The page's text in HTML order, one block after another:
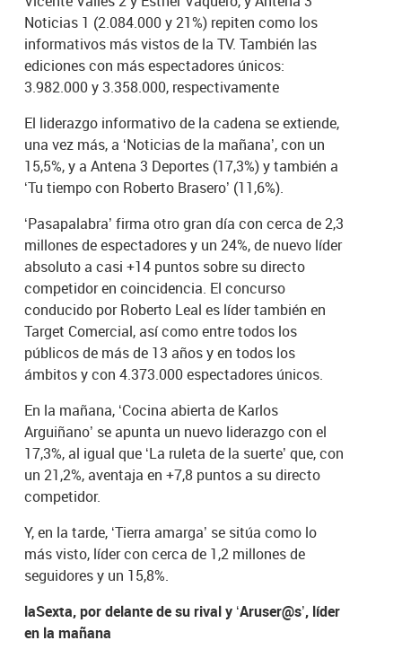
Noticias 1 (2.084.000 y 21%) repiten como los
informativos más vistos de la TV. También las
ediciones con más espectadores únicos:
3.982.000 y 3.358.000, respectivamente
El liderazgo informativo de la cadena se extiende,
una vez más, a ‘Noticias de la mañana’, con un
15,5%, y a Antena 3 Deportes (17,3%) y también a
‘Tu tiempo con Roberto Brasero’ (11,6%).
‘Pasapalabra’ firma otro gran día con cerca de 2,3
millones de espectadores y un 24%, de nuevo líder
absoluto a casi +14 puntos sobre su directo
competidor en coincidencia. El concurso
conducido por Roberto Leal es líder también en
Target Comercial, así como entre todos los
públicos de más de 13 años y en todos los
ámbitos y con 4.373.000 espectadores únicos.
En la mañana, ‘Cocina abierta de Karlos
Arguiñano’ se apunta un nuevo liderazgo con el
17,3%, al igual que ‘La ruleta de la suerte’ que, con
un 21,2%, aventaja en +7,8 puntos a su directo
competidor.
Y, en la tarde, ‘Tierra amarga’ se sitúa como lo
más visto, líder con cerca de 1,2 millones de
seguidores y un 15,8%.
laSexta, por delante de su rival y ‘Aruser@s’, líder
en la mañana